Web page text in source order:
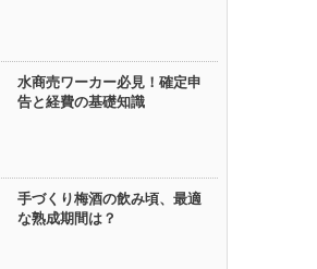
水商売ワーカー必見！確定申
告と経費の基礎知識
手づくり梅酒の飲み頃、最適
な熟成期間は？